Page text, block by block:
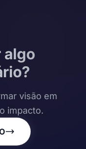
algo
visão em
impacto.